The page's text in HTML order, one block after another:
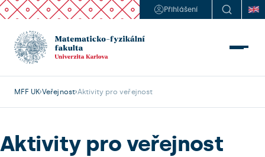
Přihlášení
MFF UK Veřejnost Aktivity pro veřejnost
Aktivity pro veřejnost